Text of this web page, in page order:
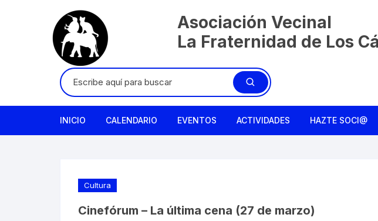
Asociación Vecinal
La Fraternidad de Los
Buscar:
INICIO CALENDARIO EVENTOS ACTIVIDADES HAZTE SOCI@
Cultura
Cinefórum – La última cena (27 de marzo)